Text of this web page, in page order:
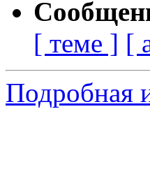
[ теме ] [
Подробная